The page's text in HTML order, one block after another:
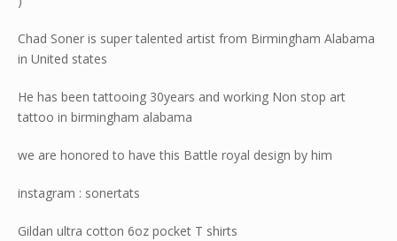
Chad Soner is super talented artist from Birmingham Alabama
in United states
He has been tattooing 30years and working Non stop art
tattoo in birmingham alabama
we are honored to have this Battle royal design by him
instagram : sonertats
Gildan ultra cotton 6oz pocket T shirts